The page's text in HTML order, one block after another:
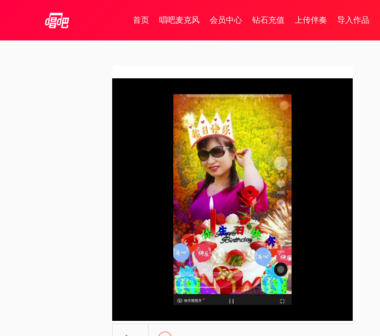
首页 唱吧麦克风 会员中心 钻石充值 上传伴奏 导入作品